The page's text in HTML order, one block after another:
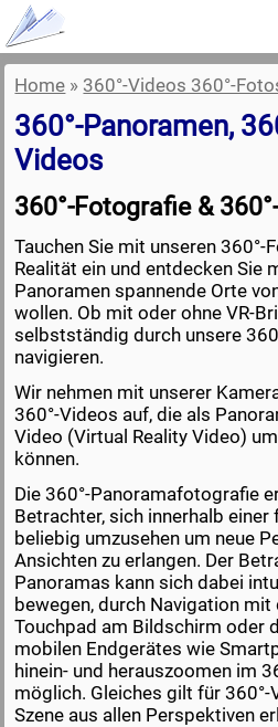
Home » 360°-Videos 360°-
360°-Panoramen,
Videos
360°-Fotografie &
Tauchen Sie mit unseren 360°-
Realität ein und entdecken Sie
Panoramen spannende Orte
wollen. Ob mit oder ohne VR-
selbstständig durch unsere
navigieren.
Wir nehmen mit unserer
360°-Videos auf, die als
Video (Virtual Reality Video)
können.
Die 360°-Panoramafotografie
Betrachter, sich innerhalb
beliebig umzusehen um neue
Ansichten zu erlangen. Der
Panoramas kann sich dabei
bewegen, durch Navigation
Touchpad am Bildschirm oder
mobilen Endgerätes wie
hinein- und herauszoomen im
möglich. Gleiches gilt für 360°-
Szene aus allen Perspektiven